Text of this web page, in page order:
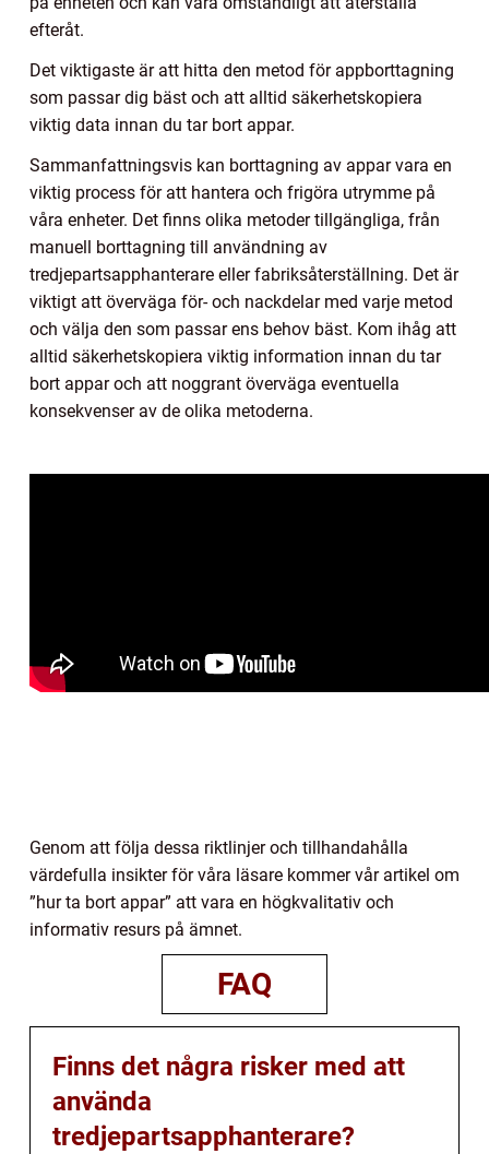
efteråt.
Det viktigaste är att hitta den metod för appborttagning
som passar dig bäst och att alltid säkerhetskopiera
viktig data innan du tar bort appar.
Sammanfattningsvis kan borttagning av appar vara en
viktig process för att hantera och frigöra utrymme på
våra enheter. Det finns olika metoder tillgängliga, från
manuell borttagning till användning av
tredjepartsapphanterare eller fabriksåterställning. Det är
viktigt att överväga för- och nackdelar med varje metod
och välja den som passar ens behov bäst. Kom ihåg att
alltid säkerhetskopiera viktig information innan du tar
bort appar och att noggrant överväga eventuella
konsekvenser av de olika metoderna.
Genom att följa dessa riktlinjer och tillhandahålla
värdefulla insikter för våra läsare kommer vår artikel om
”hur ta bort appar” att vara en högkvalitativ och
informativ resurs på ämnet.
FAQ
Finns det några risker med att
använda
tredjepartsapphanterare?